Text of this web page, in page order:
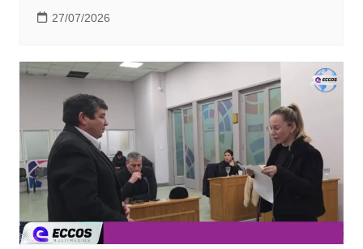
27/07/2026